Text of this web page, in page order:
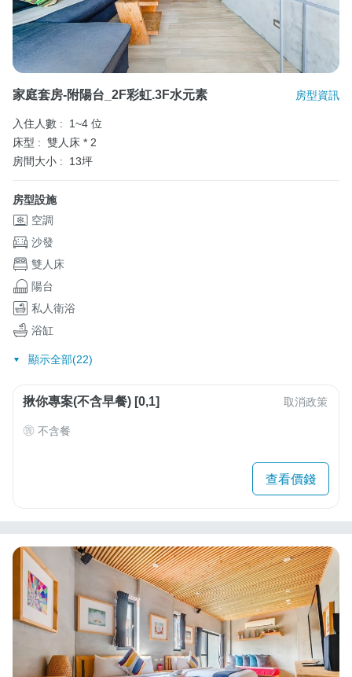
家庭套房-附陽台_2F彩虹.3F水元素 房型資訊
入住人數 :
1~4 位
床型 : 雙人床 * 2
房間大小 :
13坪
房型設施
空調
沙發
雙人床
陽台
私人衛浴
浴缸
顯示全部(22)
揪你專案(不含早餐) [0,1] 取消政策
不含餐
查看價錢